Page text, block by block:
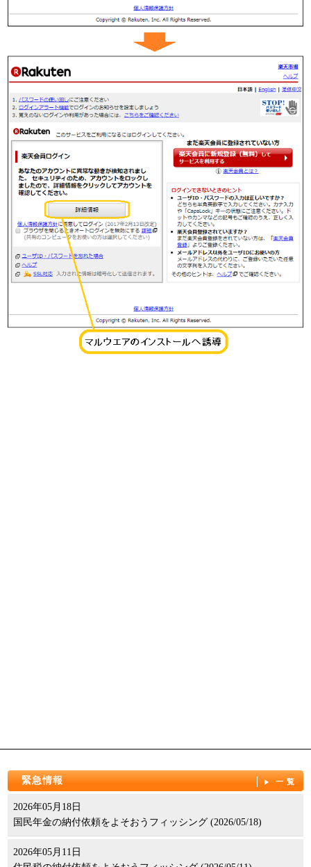
緊急情報 一覧
2026年05月18日
国民年金の納付依頼をよそおうフィッシング (2026/05/18)
2026年05月11日